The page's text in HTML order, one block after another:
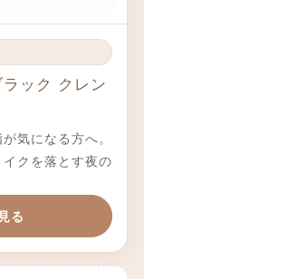
ック クレン
気になる方へ。
クを落とす夜の
る